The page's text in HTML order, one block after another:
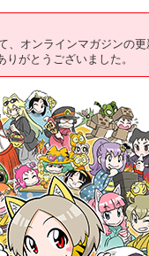
、オンラインマガジンの
がとうございました。